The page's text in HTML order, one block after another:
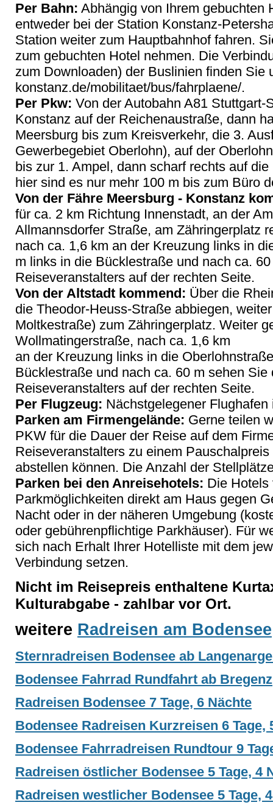
Per Bahn: Abhängig von Ihrem gebuchten
entweder bei der Station Konstanz-
Station weiter zum Hauptbahnhof fahren.
zum gebuchten Hotel nehmen. Die
zum Downloaden) der Buslinien finden Sie
konstanz.de/mobilitaet/bus/fahrplaene/.
Per Pkw: Von der Autobahn A81 Stuttgart-
Konstanz auf der Reichenaustraße, dann
Meersburg bis zum Kreisverkehr, die 3.
Gewerbegebiet Oberlohn), auf der
bis zur 1. Ampel, dann scharf rechts auf
hier sind es nur mehr 100 m bis zum Büro
Von der Fähre Meersburg - Konstanz
für ca. 2 km Richtung Innenstadt, an der
Allmannsdorfer Straße, am Zähringerplatz
nach ca. 1,6 km an der Kreuzung links in
m links in die Bücklestraße und nach ca.
Reiseveranstalters auf der rechten Seite.
Von der Altstadt kommend: Über die
die Theodor-Heuss-Straße abbiegen,
Moltkestraße) zum Zähringerplatz. Weiter
Wollmatingerstraße, nach ca. 1,6 km
an der Kreuzung links in die
Bücklestraße und nach ca. 60 m sehen Sie
Reiseveranstalters auf der rechten Seite.
Per Flugzeug: Nächstgelegener
Parken am Firmengelände: Gerne teilen
PKW für die Dauer der Reise auf dem
Reiseveranstalters zu einem
abstellen können. Die Anzahl der
Parken bei den Anreisehotels: Die Hotels
Parkmöglichkeiten direkt am Haus gegen
Nacht oder in der näheren Umgebung
oder gebührenpflichtige Parkhäuser). Für
sich nach Erhalt Ihrer Hotelliste mit dem
Verbindung setzen.
Nicht im Reisepreis enthaltene
Kulturabgabe - zahlbar vor Ort.
weitere Radreisen am Bodensee
Sternradreisen Bodensee ab
Bodensee Fahrrad Rundfahrt ab Bregenz
Radreisen Bodensee 7 Tage, 6 Nächte
Bodensee Radreisen Kurzreisen 6 Tage,
Bodensee Fahrradreisen Rundtour 9
Radreisen östlicher Bodensee 5 Tage, 4
Radreisen westlicher Bodensee 5 Tage,